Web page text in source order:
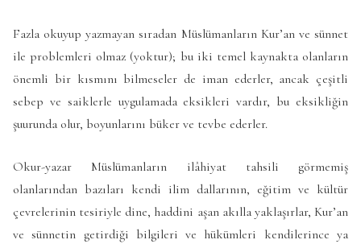
Fazla okuyup yazmayan sıradan Müslümanların Kur’an ve sünnet
ile problemleri olmaz (yoktur); bu iki temel kaynakta olanların
önemli bir kısmını bilmeseler de iman ederler, ancak çeşitli
sebep ve saiklerle uygulamada eksikleri vardır, bu eksikliğin
şuurunda olur, boyunlarını büker ve tevbe ederler.
Okur-yazar Müslümanların ilâhiyat tahsili görmemiş
olanlarından bazıları kendi ilim dallarının, eğitim ve kültür
çevrelerinin tesiriyle dine, haddini aşan akılla yaklaşırlar, Kur’an
ve sünnetin getirdiği bilgileri ve hükümleri kendilerince ya